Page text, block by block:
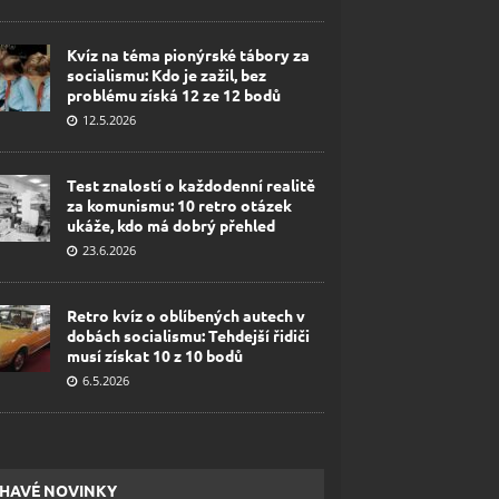
Kvíz na téma pionýrské tábory za
socialismu: Kdo je zažil, bez
problému získá 12 ze 12 bodů
12.5.2026
Test znalostí o každodenní realitě
za komunismu: 10 retro otázek
ukáže, kdo má dobrý přehled
23.6.2026
Retro kvíz o oblíbených autech v
dobách socialismu: Tehdejší řidiči
musí získat 10 z 10 bodů
6.5.2026
NOVINKY